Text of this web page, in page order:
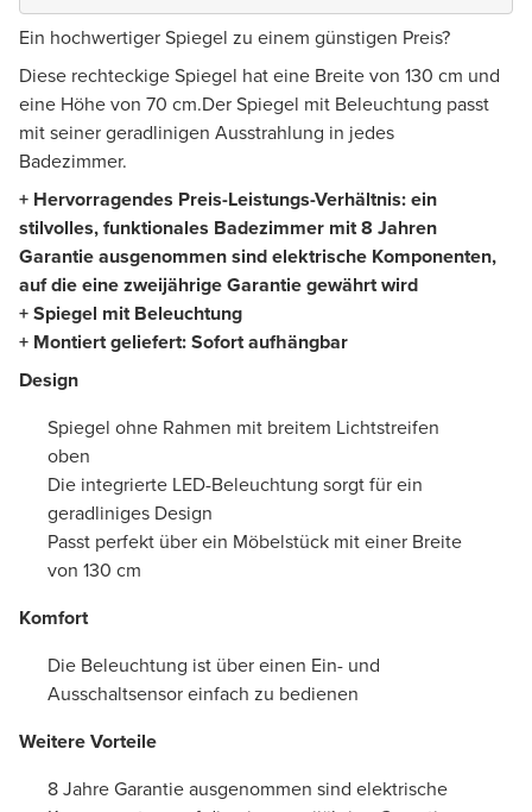
Ein hochwertiger Spiegel zu einem günstigen Preis?
Diese rechteckige Spiegel hat eine Breite von 130 cm und
eine Höhe von 70 cm.Der Spiegel mit Beleuchtung passt
mit seiner geradlinigen Ausstrahlung in jedes
Badezimmer.
+ Hervorragendes Preis-Leistungs-Verhältnis: ein
stilvolles, funktionales Badezimmer mit 8 Jahren
Garantie ausgenommen sind elektrische Komponenten,
auf die eine zweijährige Garantie gewährt wird
+ Spiegel mit Beleuchtung
+ Montiert geliefert: Sofort aufhängbar
Design
Spiegel ohne Rahmen mit breitem Lichtstreifen
oben
Die integrierte LED-Beleuchtung sorgt für ein
geradliniges Design
Passt perfekt über ein Möbelstück mit einer Breite
von 130 cm
Komfort
Die Beleuchtung ist über einen Ein- und
Ausschaltsensor einfach zu bedienen
Weitere Vorteile
8 Jahre Garantie ausgenommen sind elektrische